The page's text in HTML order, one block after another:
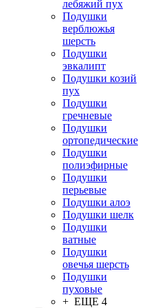
лебяжий пух
Подушки
верблюжья
шерсть
Подушки
эвкалипт
Подушки козий
пух
Подушки
гречневые
Подушки
ортопедические
Подушки
полиэфирные
Подушки
перьевые
Подушки алоэ
Подушки шелк
Подушки
ватные
Подушки
овечья шерсть
Подушки
пуховые
+ ЕЩЕ 4